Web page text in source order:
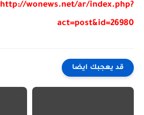
http://wonews.net/ar/index.php?
act=post&id=26980
قد يعجبك ايضا